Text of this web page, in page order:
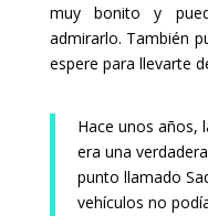
muy bonito y
admirarlo. También
espere para llevarte
Hace unos años,
era una
punto llamado
vehículos no